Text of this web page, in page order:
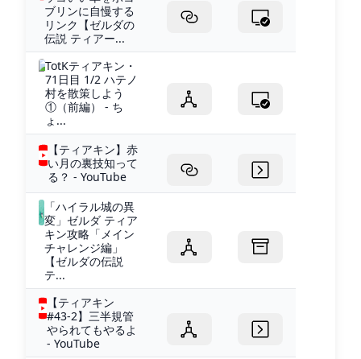
ブリンに自慢する
リンク【ゼルダの
伝説 ティアー...
TotKティアキン・
71日目 1/2 ハテノ
村を散策しよう
①（前編） - ち
ょ...
【ティアキン】赤
い月の裏技知って
る？ - YouTube
「ハイラル城の異
変」ゼルダ ティア
キン攻略「メイン
チャレンジ編」
【ゼルダの伝説
テ...
【ティアキン
#43-2】三半規管
やられてもやるよ
- YouTube